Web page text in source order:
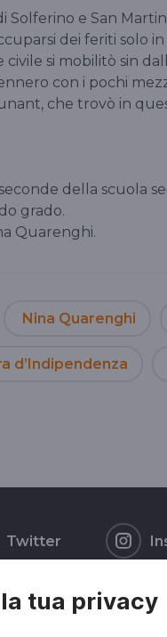
tua privacy
Solferino e San
dei feriti solo in
civile si mobilitò sin
con i pochi
che trovò in
della scuola
grado.
Quarenghi.
Nina Quarenghi
d’Indipendenza
Twitter